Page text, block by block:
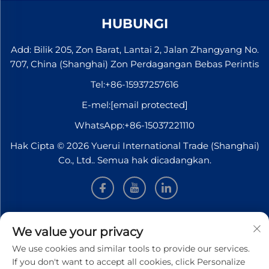
akan menghasilkan
Autonomous
Projek selama
lima tahun ini
untuk
membangunkan
autonomik
bagi tujuan
semakan
keselamatan...
HUBUNGI
Add: Bilik 205, Zon Barat, Lantai 2, Jalan Zhangyang No.
707, China (Shanghai) Zon Perdagangan Bebas Perintis
Tel:+86-15937257616
E-mel:[email protected]
WhatsApp:+86-15037221110
Hak Cipta © 2026 Yuerui International Trade (Shanghai)
Co., Ltd.. Semua hak dicadangkan.
MAKLUMAT
Daftar untuk menerima buletin mingguan kami
We value your privacy
We use cookies and similar tools to provide our services.
If you don't want to accept all cookies, click Personalize